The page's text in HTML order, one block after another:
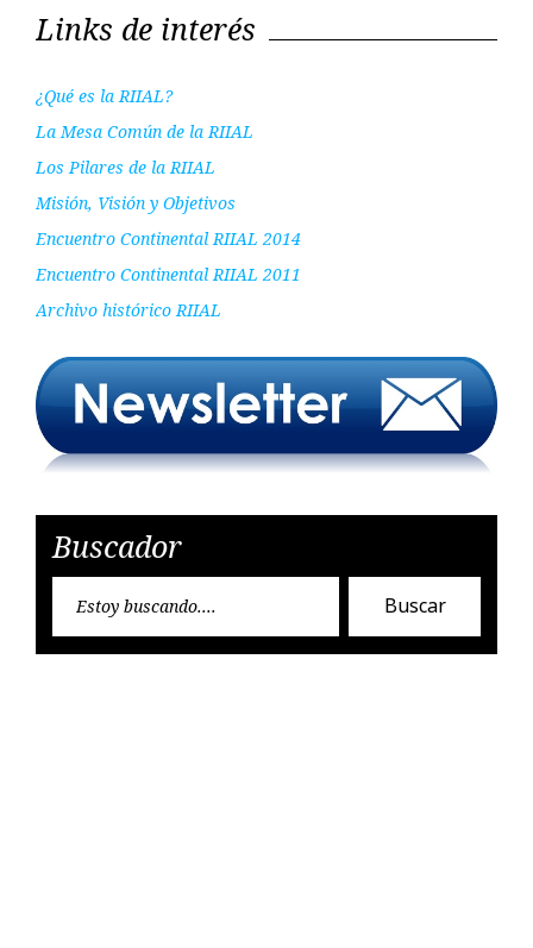
Links de interés
¿Qué es la RIIAL?
La Mesa Común de la RIIAL
Los Pilares de la RIIAL
Misión, Visión y Objetivos
Encuentro Continental RIIAL 2014
Encuentro Continental RIIAL 2011
Archivo histórico RIIAL
Buscador
Buscar